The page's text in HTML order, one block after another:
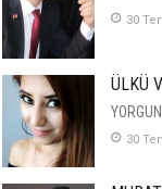
30
ÜLKÜ
30